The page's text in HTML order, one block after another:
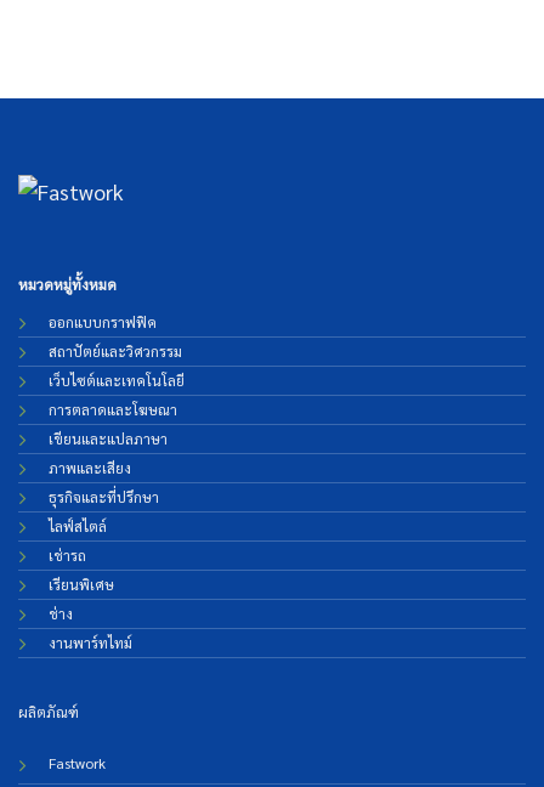
หมวดหมู่ทั้งหมด
ออกแบบกราฟฟิค
สถาปัตย์และวิศวกรรม
เว็บไซต์และเทคโนโลยี
การตลาดและโฆษณา
เขียนและแปลภาษา
ภาพและเสียง
ธุรกิจและที่ปรึกษา
ไลฟ์สไตล์
เช่ารถ
เรียนพิเศษ
ช่าง
งานพาร์ทไทม์
ผลิตภัณฑ์
Fastwork